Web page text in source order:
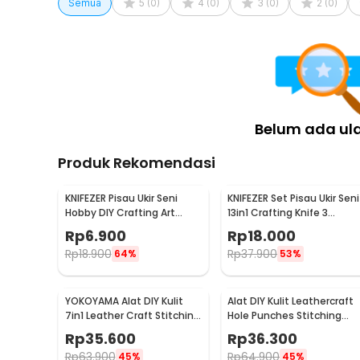
Semua 5 (0) 4 (0) 3 (0) 2 (0)
Belum ada
Produk Rekomendasi
KNIFEZER Pisau Ukir Seni
Hobby DIY Crafting Art
Knife Aluminium Handle -
WL-9309
Rp6.900
Rp18.900 64%
KNIFEZER Set Pisau Ukir Seni
13in1 Crafting Knife 3
Gagang Anti Slip - A-003
Rp18.000
Rp37.900 53%
YOKOYAMA Alat DIY Kulit
7in1 Leather Craft Stitching
Sewing Tool Set - DK30015
Rp35.600
Rp63.900 45%
Alat DIY Kulit Leathercraft
Hole Punches Stitching
Tool 1+2+4+6 Prong
Rp36.300
Rp64.900 45%